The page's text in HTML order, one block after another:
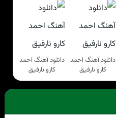
دانلود آهنگ احمد
کارو نارفیق
دانلود آهنگ احمد
کارو نارفیق